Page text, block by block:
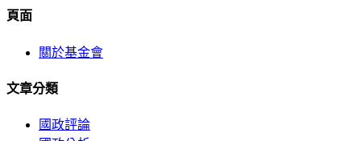
頁面
關於基金會
文章分類
國政評論